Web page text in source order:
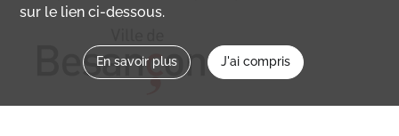
sur le lien ci-dessous.
En savoir plus J'ai compris